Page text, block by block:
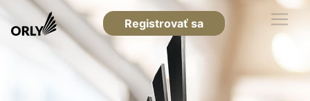
Registrovať sa